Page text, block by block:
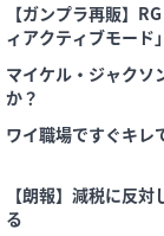
【ガンプラ再販】
ィアクティブモード
マイケル・ジャクソ
か？
ワイ職場ですぐキレ
【朗報】減税に反
る